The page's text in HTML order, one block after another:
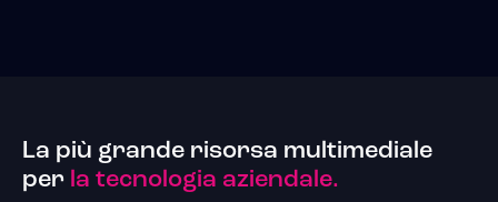
La più grande risorsa multimediale
per la tecnologia aziendale.